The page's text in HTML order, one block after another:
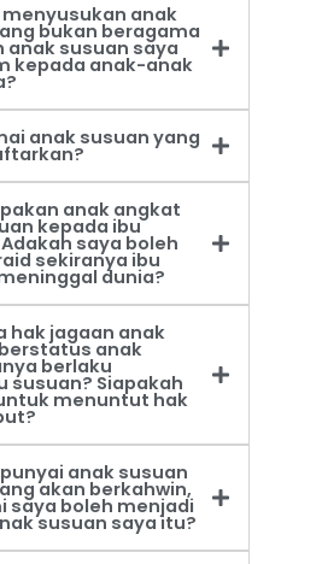
menyusukan anak
bukan beragama
anak susuan saya
kepada anak-anak
anak susuan yang
anak angkat
kepada ibu
saya boleh
sekiranya ibu
dunia?
hak jagaan anak
anak
berlaku
susuan? Siapakah
menuntut hak
anak susuan
akan berkahwin,
saya boleh menjadi
susuan saya itu?